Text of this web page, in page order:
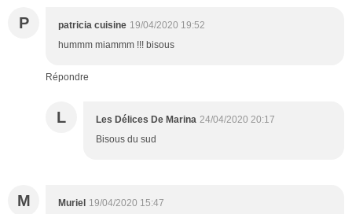
P patricia cuisine 19/04/2020 19:52
hummm miammm !!! bisous
Répondre
L Les Délices De Marina 24/04/2020 20:17
Bisous du sud
M Muriel 19/04/2020 15:47